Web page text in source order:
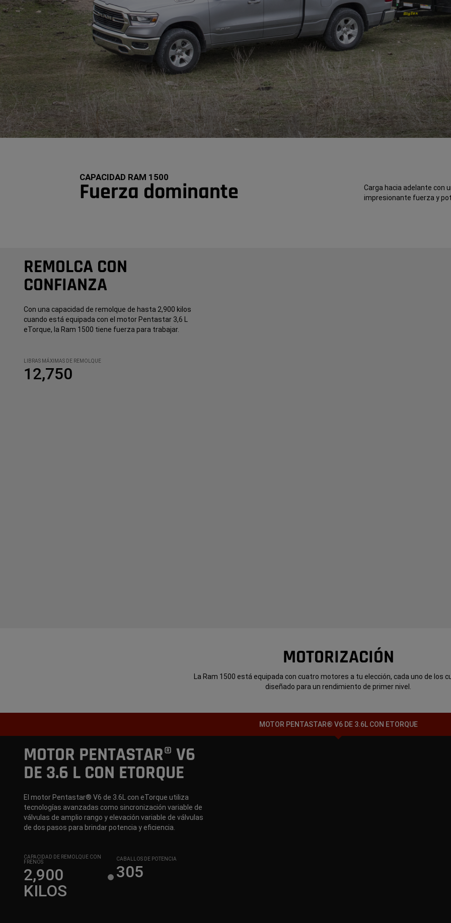
CAPACIDAD RAM 1500
Fuerza dominante
Carga hacia adelante con
impresionante fuerza y
REMOLCA CON
CONFIANZA
Con una capacidad de remolque de hasta 2,900 kilos
cuando está equipada con el motor Pentastar 3,6 L
eTorque, la Ram 1500 tiene fuerza para trabajar.
LIBRAS MÁXIMAS DE REMOLQUE
12,750
MOTORIZACIÓN
La Ram 1500 está equipada con cuatro motores a tu elección, cada uno de los
diseñado para un rendimiento de primer nivel.
MOTOR PENTASTAR® V6 DE 3.6L CON ETORQUE
MOTOR PENTASTAR® V6
DE 3.6 L CON ETORQUE
El motor Pentastar® V6 de 3.6L con eTorque utiliza
tecnologías avanzadas como sincronización variable de
válvulas de amplio rango y elevación variable de válvulas
de dos pasos para brindar potencia y eficiencia.
CAPACIDAD DE REMOLQUE CON
FRENOS
2,900
KILOS
CABALLOS DE POTENCIA
305